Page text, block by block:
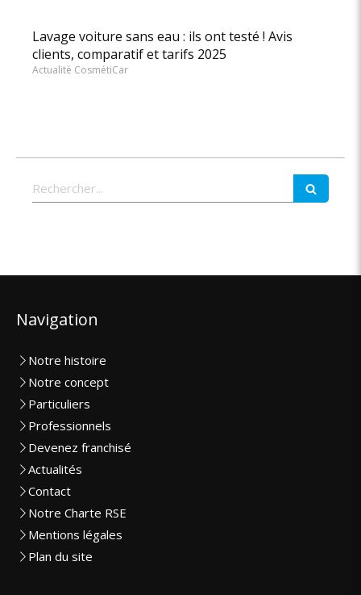
Lavage voiture sans eau : ils ont testé ! Avis
clients, comparatif et tarifs 2025
Actualité CosmétiCar
Rechercher
Navigation
Notre histoire
Notre concept
Particuliers
Professionnels
Devenez franchisé
Actualités
Contact
Notre Charte RSE
Mentions légales
Plan du site